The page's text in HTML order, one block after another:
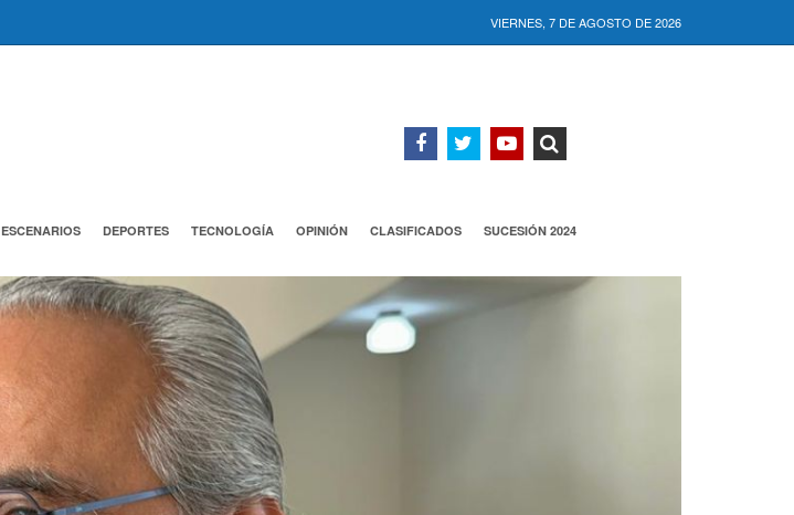
VIERNES, 7 DE AGOSTO DE 2026
ESCENARIOS DEPORTES TECNOLOGÍA OPINIÓN CLASIFICADOS SUCESIÓN 2024